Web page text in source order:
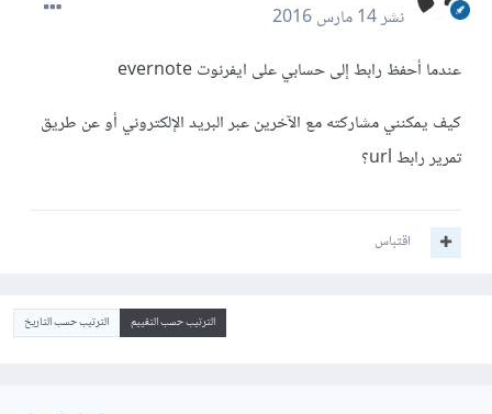
نشر14 مارس 2016
عندما أحفظ رابط إلى حسابي على ايفرنوت evernote
كيف يمكنني مشاركته مع الآخرين عبر البريد الإلكتروني أو عن طريق
تمرير رابط url؟
اقتباس
الترتيب حسب التقييم الترتيب حسب التاريخ